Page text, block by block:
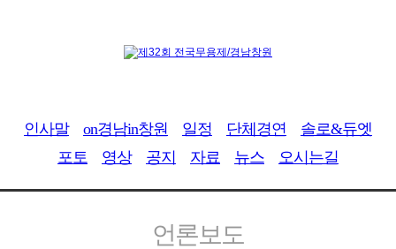
인사말 on경남in창원 일정 단체경연
솔로&듀엣
포토
영상 공지 자료 뉴스 오시는길
언론보도